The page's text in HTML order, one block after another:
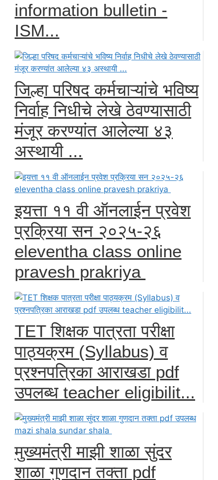
information bulletin -
ISM...
जिल्हा परिषद कर्मचाऱ्यांचे भविष्य
निर्वाह निधीचे लेखे ठेवण्यासाठी
मंजूर करण्यांत आलेल्या ४३
अस्थायी ...
इयत्ता ११ वी ऑनलाईन प्रवेश
प्रक्रिया सन २०२५-२६
eleventha class online
pravesh prakriya
TET शिक्षक पात्रता परीक्षा
पाठ्यक्रम (Syllabus) व
प्रश्नपत्रिका आराखडा pdf
उपलब्ध teacher eligibilit...
मुख्यमंत्री माझी शाळा सुंदर
शाळा गुणदान तक्ता pdf